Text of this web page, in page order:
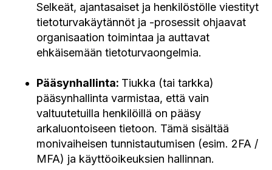
Selkeät, ajantasaiset ja henkilöstölle viestityt
tietoturvakäytännöt ja -prosessit ohjaavat
organisaation toimintaa ja auttavat
ehkäisemään tietoturvaongelmia.
Pääsynhallinta: Tiukka (tai tarkka)
pääsynhallinta varmistaa, että vain
valtuutetuilla henkilöillä on pääsy
arkaluontoiseen tietoon. Tämä sisältää
monivaiheisen tunnistautumisen (esim. 2FA /
MFA) ja käyttöoikeuksien hallinnan.